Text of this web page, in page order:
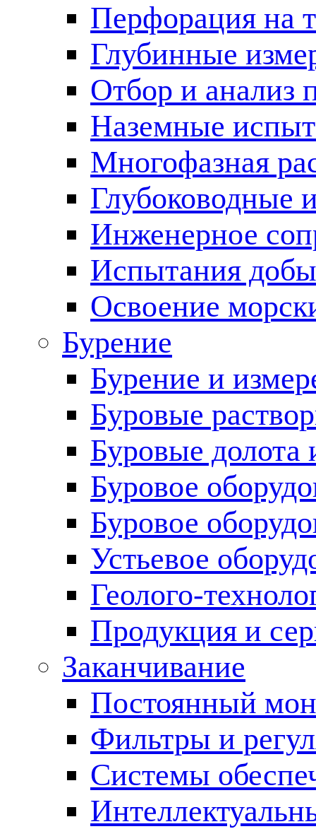
Перфорация на
Глубинные
Отбор и анализ
Наземные
Многофазная
Глубоководные
Инженерное
Испытания
Освоение
Бурение
Бурение и
Буровые
Буровые долота
Буровое
Буровое
Устьевое
Геолого-
Продукция и
Заканчивание
Постоянный
Фильтры и
Cистемы